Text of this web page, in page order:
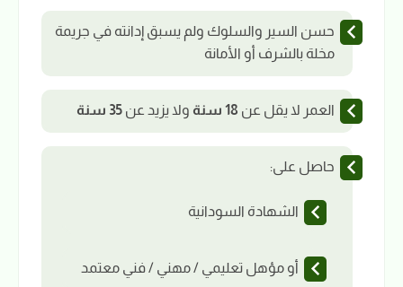
حسن السير والسلوك ولم يسبق إدانته في جريمة
مخلة بالشرف أو الأمانة
العمر لا يقل عن 18 سنة ولا يزيد عن 35 سنة
حاصل على:
الشهادة السودانية
أو مؤهل تعليمي / مهني / فني معتمد